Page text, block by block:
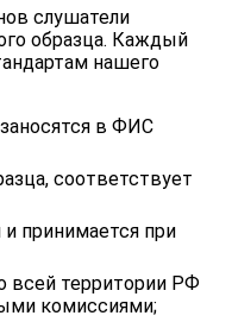
слушатели
образца. Каждый
нашего
в ФИС
соответствует
принимается при
всей территории РФ
комиссиями;